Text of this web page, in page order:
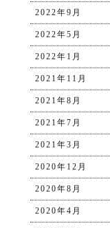
2022年9月
2022年5月
2022年1月
2021年11月
2021年8月
2021年7月
2021年3月
2020年12月
2020年8月
2020年4月